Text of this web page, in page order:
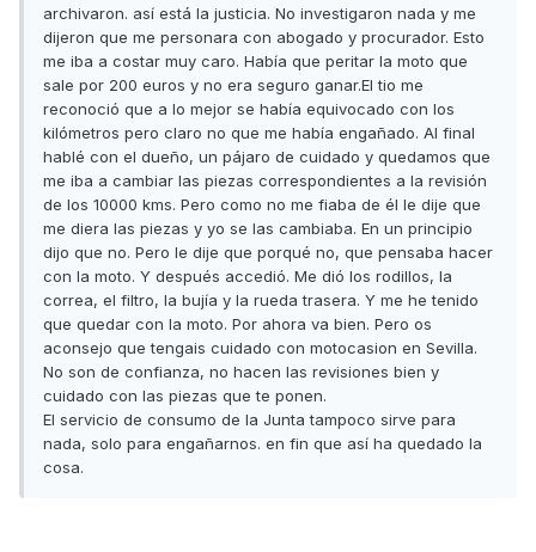
archivaron. así está la justicia. No investigaron nada y me
dijeron que me personara con abogado y procurador. Esto
me iba a costar muy caro. Había que peritar la moto que
sale por 200 euros y no era seguro ganar.El tio me
reconoció que a lo mejor se había equivocado con los
kilómetros pero claro no que me había engañado. Al final
hablé con el dueño, un pájaro de cuidado y quedamos que
me iba a cambiar las piezas correspondientes a la revisión
de los 10000 kms. Pero como no me fiaba de él le dije que
me diera las piezas y yo se las cambiaba. En un principio
dijo que no. Pero le dije que porqué no, que pensaba hacer
con la moto. Y después accedió. Me dió los rodillos, la
correa, el filtro, la bujía y la rueda trasera. Y me he tenido
que quedar con la moto. Por ahora va bien. Pero os
aconsejo que tengais cuidado con motocasion en Sevilla.
No son de confianza, no hacen las revisiones bien y
cuidado con las piezas que te ponen.
El servicio de consumo de la Junta tampoco sirve para
nada, solo para engañarnos. en fin que así ha quedado la
cosa.